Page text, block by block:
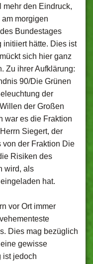
mehr den Eindruck,
morgigen
Bundestages
initiiert hätte. Dies ist
sich hier ganz
Zu ihrer Aufklärung:
90/Die Grünen
der
der Großen
war es die Fraktion
Siegert, der
von der Fraktion Die
Risiken des
wird, als
hat.
vor Ort immer
Dies mag bezüglich
gewisse
ist jedoch